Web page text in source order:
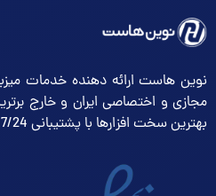
نوین هاست ارائه دهنده خدمات
مجازی و اختصاصی ایران و خارج
بهترین سخت افزارها با پشتیبانی 7/24